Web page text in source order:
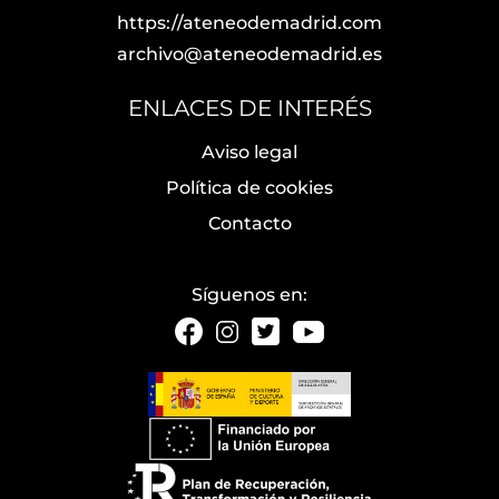
https://ateneodemadrid.com
archivo@ateneodemadrid.es
ENLACES DE INTERÉS
Aviso legal
Política de cookies
Contacto
Síguenos en: